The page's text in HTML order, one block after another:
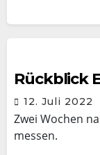
Rückblick
12. Juli 2022
Zwei Wochen
messen.